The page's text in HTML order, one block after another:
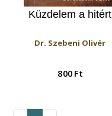
Küzdelem a hitért
Dr. Szebeni Olivér
800 Ft